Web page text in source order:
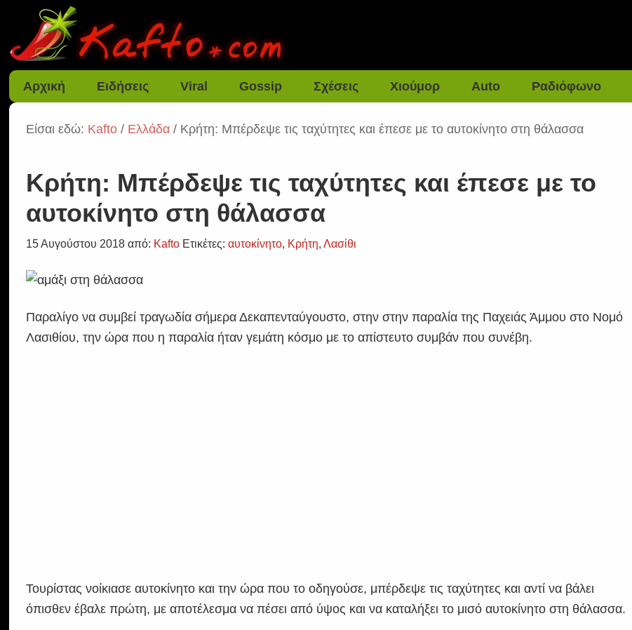
Αρχική Ειδήσεις Viral Gossip Σχέσεις Χιούμορ Auto Ραδιόφωνο
Είσαι εδώ: Kafto / Ελλάδα / Κρήτη: Μπέρδεψε τις ταχύτητες και έπεσε με το αυτοκίνητο στη θάλασσα
Κρήτη: Μπέρδεψε τις ταχύτητες και έπεσε με το
αυτοκίνητο στη θάλασσα
15 Αυγούστου 2018 από: Kafto Ετικέτες:αυτοκίνητο, Κρήτη,Λασίθι
Παραλίγο να συμβεί τραγωδία σήμερα Δεκαπενταύγουστο, στην στην παραλία της Παχειάς Άμμου στο Νομό
Λασιθίου, την ώρα που η παραλία ήταν γεμάτη κόσμο με το απίστευτο συμβάν που συνέβη.
Τουρίστας νοίκιασε αυτοκίνητο και την ώρα που το οδηγούσε, μπέρδεψε τις ταχύτητες και αντί να βάλει
όπισθεν έβαλε πρώτη, με αποτέλεσμα να πέσει από ύψος και να καταλήξει το μισό αυτοκίνητο στη θάλασσα.